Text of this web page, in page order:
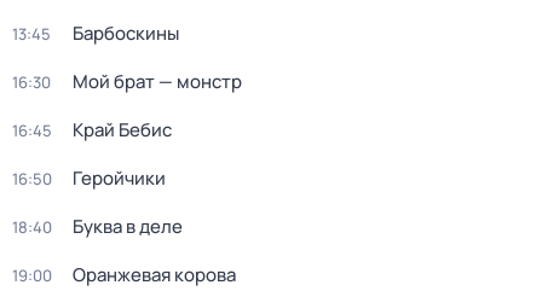
13:45 Барбоскины
16:30 Мой брат — монстр
16:45 Край Бебис
16:50 Геройчики
18:40 Буква в деле
19:00 Оранжевая корова